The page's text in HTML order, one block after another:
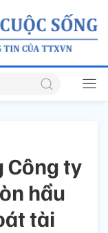
Công ty
hầu
tài